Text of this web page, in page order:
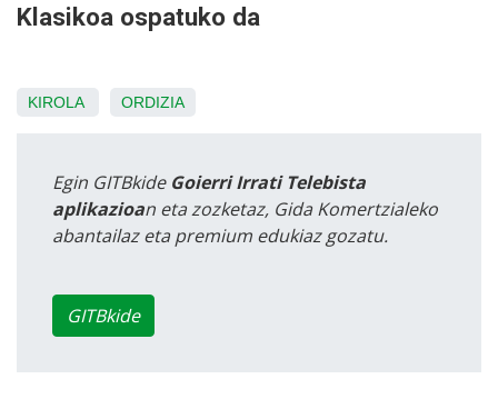
Klasikoa ospatuko da
KIROLA ORDIZIA
Egin GITBkide Goierri Irrati Telebista
aplikazioan eta zozketaz, Gida Komertzialeko
abantailaz eta premium edukiaz gozatu.
GITBkide